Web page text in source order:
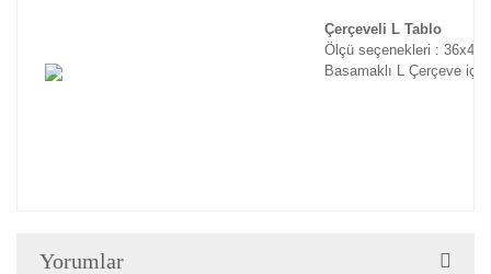
Çerçeveli L Tablo
Ölçü seçenekleri :
Basamaklı L Çerçeve
Yorumlar